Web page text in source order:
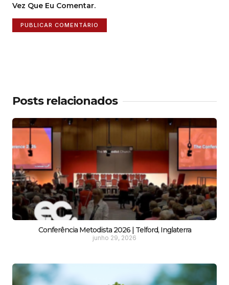
Vez Que Eu Comentar.
Posts relacionados
Conferência Metodista 2026 | Telford, Inglaterra
junho 29, 2026